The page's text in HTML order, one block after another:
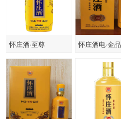
怀庄酒·至尊 怀庄酒电·金品